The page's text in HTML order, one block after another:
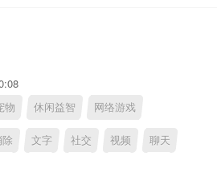
物 休闲益智 网络游戏
文字 社交 视频 聊天